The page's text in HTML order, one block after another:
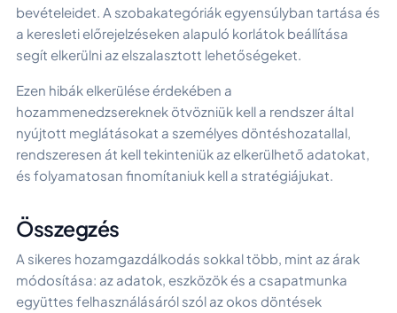
bevételeidet. A szobakategóriák egyensúlyban tartása és
a keresleti előrejelzéseken alapuló korlátok beállítása
segít elkerülni az elszalasztott lehetőségeket.
Ezen hibák elkerülése érdekében a
hozammenedzsereknek ötvözniük kell a rendszer által
nyújtott meglátásokat a személyes döntéshozatallal,
rendszeresen át kell tekinteniük az elkerülhető adatokat,
és folyamatosan finomítaniuk kell a stratégiájukat.
Összegzés
A sikeres hozamgazdálkodás sokkal több, mint az árak
módosítása: az adatok, eszközök és a csapatmunka
együttes felhasználásáról szól az okos döntések